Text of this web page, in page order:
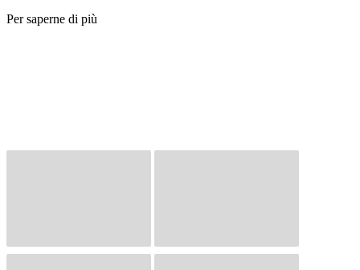
Per saperne di più